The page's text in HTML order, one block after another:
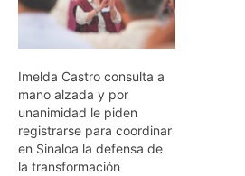
Imelda Castro consulta a
mano alzada y por
unanimidad le piden
registrarse para coordinar
en Sinaloa la defensa de
la transformación